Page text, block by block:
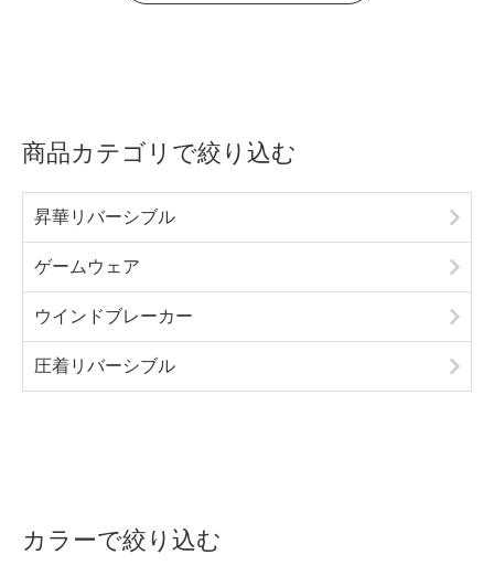
商品カテゴリで絞り込む
昇華リバーシブル
ゲームウェア
ウインドブレーカー
圧着リバーシブル
カラーで絞り込む